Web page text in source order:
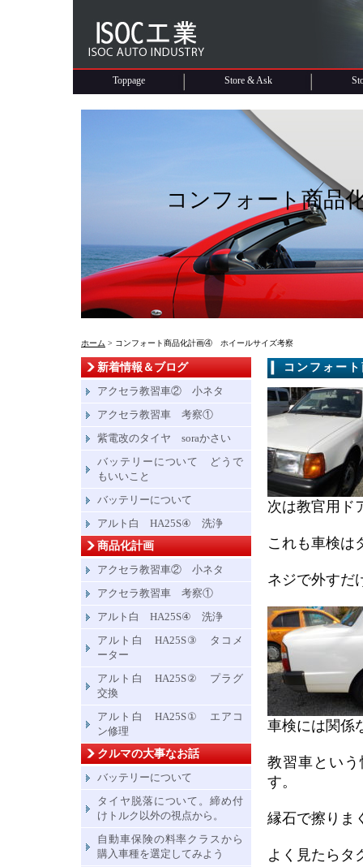
Toppage Store & Ask
コンフォート商
ホーム > コンフォート商品化計画④ ホイールサイズ考察
コンフォー
次は教官用ド
これも車検は
ネジで外すだ
車検には関係
教習車とい
す。
縁石で擦りま
よく見たらタ
新着情報＆ブログ
アクセラ教習車② 小ネタ
アクセラ教習車 考察①
紫電改のタイヤ soraかさい
バッテリーについて どうで
もいいこと
バッテリーについて
アルト白 HA25S④ 洗浄
商品化計画
アクセラ教習車② 小ネタ
アクセラ教習車 考察①
アルト白 HA25S④ 洗浄
アルト白 HA25S③ タコメ
ーター
アルト白 HA25S② プラグ
交換
アルト白 HA25S① エアコ
ン修理
クルマの大事なお話
バッテリーについて
タイヤ脱落について。締め付
けトルク以外の視点から。
自動車保険の料率クラスから
購入車種を選定してみよう